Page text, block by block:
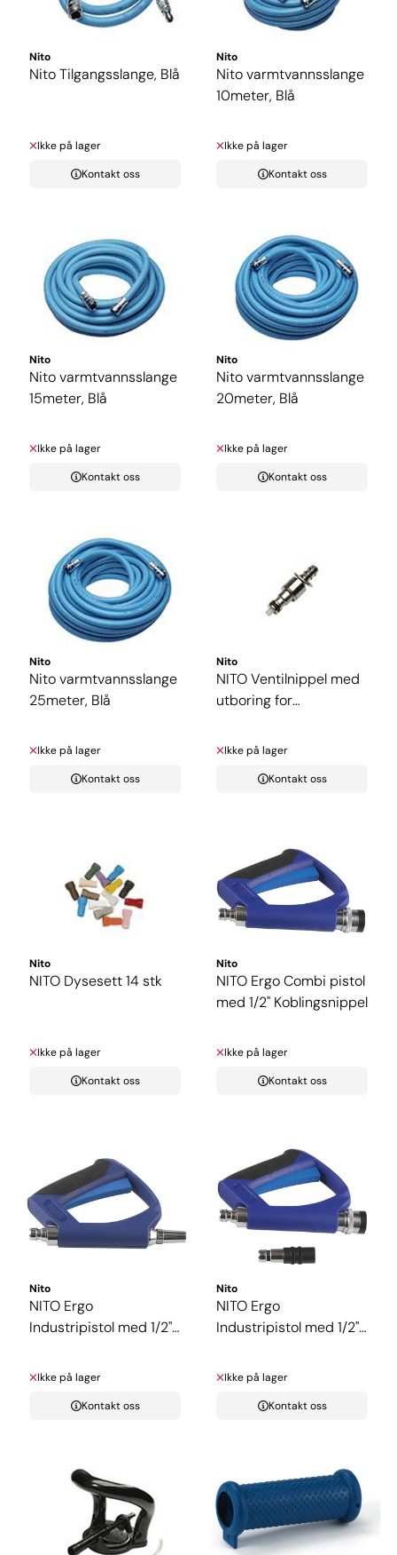
Nito
Nito Tilgangsslange, Blå
Ikke på lager
Kontakt oss
Nito
Nito varmtvannsslange
10meter, Blå
Ikke på lager
Kontakt oss
Nito
Nito varmtvannsslange
15meter, Blå
Ikke på lager
Kontakt oss
Nito
Nito varmtvannsslange
20meter, Blå
Ikke på lager
Kontakt oss
Nito
Nito varmtvannsslange
25meter, Blå
Ikke på lager
Kontakt oss
Nito
NITO Ventilnippel med
utboring for
Ikke på lager
Kontakt oss
Nito
NITO Dysesett 14 stk
Ikke på lager
Kontakt oss
Nito
NITO Ergo Combi pistol
med 1/2" Koblingsnippel
Ikke på lager
Kontakt oss
Nito
NITO Ergo
Industripistol med 1/2"
Ikke på lager
Kontakt oss
Nito
NITO Ergo
Industripistol med 1/2"
Ikke på lager
Kontakt oss